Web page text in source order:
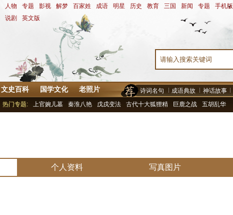
人物 专题 影视 解梦 百家姓 成语 明星 历史 教育 三国 新闻 专题 手机版
说剧
英文版
文史百科 国学文化 老照片 诗词名句 成语典故 神话故事
热门专题: 上官婉儿墓 秦淮八艳 戊戌变法 古代十大狐狸精 巨鹿之战 五胡乱华
个人资料 写真图片